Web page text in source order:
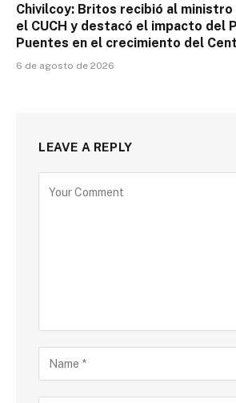
Chivilcoy: Britos recibió al ministro
el CUCH y destacó el impacto del
Puentes en el crecimiento del
6 de agosto de 2026
LEAVE A REPLY